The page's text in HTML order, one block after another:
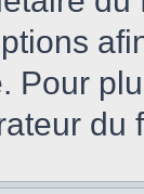
Pour
du